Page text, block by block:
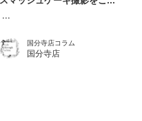
...
国分寺店コラム
国分寺店